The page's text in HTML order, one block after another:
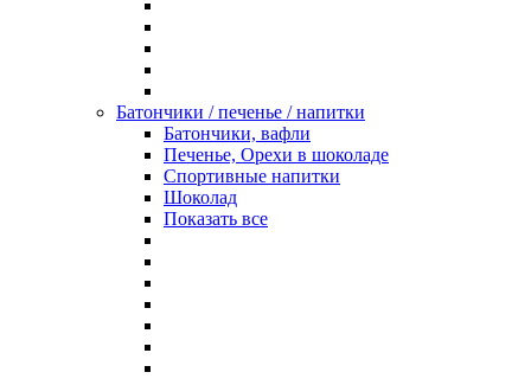
Батончики / печенье / напитки
Батончики, вафли
Печенье, Орехи в шоколаде
Спортивные напитки
Шоколад
Показать все